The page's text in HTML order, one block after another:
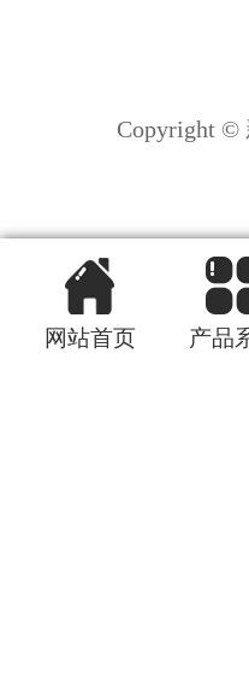
Copyright ©
网站首页 产品